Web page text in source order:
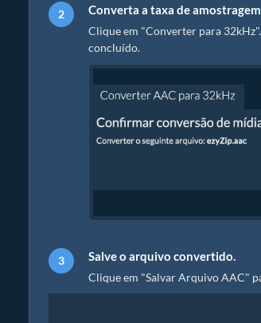
Converta a taxa de
Clique em "Converter para
concluído.
Salve o arquivo convertido.
Clique em "Salvar Arquivo AAC"